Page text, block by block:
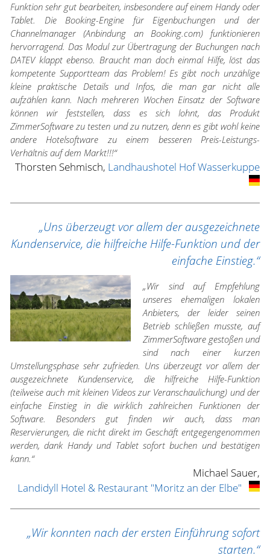
Funktion sehr gut bearbeiten, insbesondere auf einem Handy oder
Tablet. Die Booking-Engine für Eigenbuchungen und der
Channelmanager (Anbindung an Booking.com) funktionieren
hervorragend. Das Modul zur Übertragung der Buchungen nach
DATEV klappt ebenso. Braucht man doch einmal Hilfe, löst das
kompetente Supportteam das Problem! Es gibt noch unzählige
kleine praktische Details und Infos, die man gar nicht alle
aufzählen kann. Nach mehreren Wochen Einsatz der Software
können wir feststellen, dass es sich lohnt, das Produkt
ZimmerSoftware zu testen und zu nutzen, denn es gibt wohl keine
andere Hotelsoftware zu einem besseren Preis-Leistungs-
Verhältnis auf dem Markt!!!“
Thorsten Sehmisch, Landhaushotel Hof Wasserkuppe
„Uns überzeugt vor allem der ausgezeichnete
Kundenservice, die hilfreiche Hilfe-Funktion und der
einfache Einstieg.“
„Wir sind auf Empfehlung
unseres ehemaligen lokalen
Anbieters, der leider seinen
Betrieb schließen musste, auf
ZimmerSoftware gestoßen und
sind nach einer kurzen
Umstellungsphase sehr zufrieden. Uns überzeugt vor allem der
ausgezeichnete Kundenservice, die hilfreiche Hilfe-Funktion
(teilweise auch mit kleinen Videos zur Veranschaulichung) und der
einfache Einstieg in die wirklich zahlreichen Funktionen der
Software. Besonders gut finden wir auch, dass man
Reservierungen, die nicht direkt im Geschäft entgegengenommen
werden, dank Handy und Tablet sofort buchen und bestätigen
kann.“
Michael Sauer,
Landidyll Hotel & Restaurant "Moritz an der Elbe"
„Wir konnten nach der ersten Einführung sofort
starten.“